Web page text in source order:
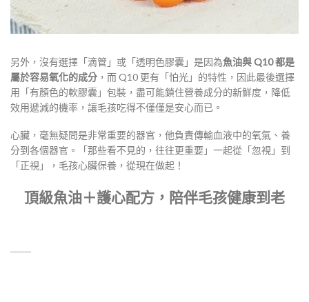
另外，沒有選擇「滴管」或「透明色膠囊」是因為魚油與 Q10 都是
屬於容易氧化的成分 ，而 Q10 更有「怕光」的特性，因此最後選擇
用「有顏色的軟膠囊」包裝，盡可能鎖住營養成分的新鮮度，降低
效用遞減的機率，讓毛孩吃得不僅僅是安心而已。
心臟，毫無疑問是非常重要的器官，他負責傳輸血液中的氧氣、養
分到各個器官。「那些看不見的，往往更重要」一起從「忽視」到
「正視」，毛孩心臟保養，從現在做起！
頂級魚油＋護心配方，陪伴毛孩健康到老